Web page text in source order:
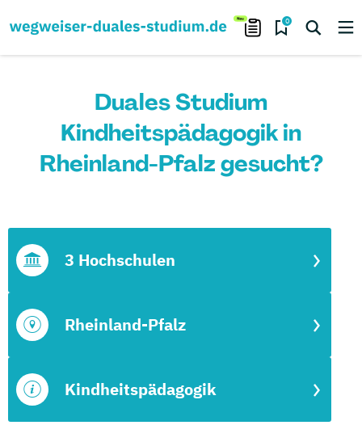
0
Duales Studium
Kindheitspädagogik in
Rheinland-Pfalz gesucht?
Kindheitspädagogik
Rheinland-Pfalz
3 Hochschulen